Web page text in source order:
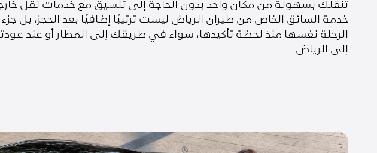
تنقلك بسهولة من مكان واحد بدون الحاجة إلى تنسيق مع خدمات نقل
خدمة السائق الخاص من طيران الرياض ليست ترتيبًا إضافيًا بعد الحجز، بل
الرحلة نفسها منذ لحظة تأكيدها، سواء في طريقك إلى المطار أو عند
إلى الرياض